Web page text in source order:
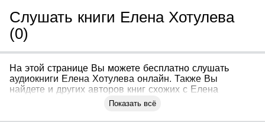
Слушать книги Елена Хотулева
(0)
На этой странице Вы можете бесплатно слушать
аудиокниги Елена Хотулева онлайн. Также Вы
найдете и других авторов книг схожих с Елена
Показать всё